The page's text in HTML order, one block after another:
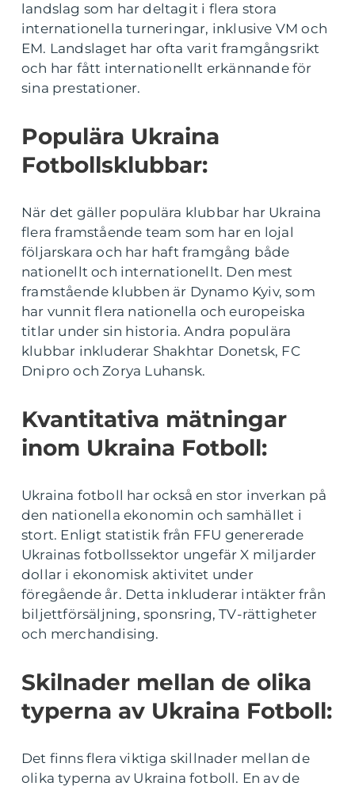
landslag som har deltagit i flera stora
internationella turneringar, inklusive VM och
EM. Landslaget har ofta varit framgångsrikt
och har fått internationellt erkännande för
sina prestationer.
Populära Ukraina
Fotbollsklubbar:
När det gäller populära klubbar har Ukraina
flera framstående team som har en lojal
följarskara och har haft framgång både
nationellt och internationellt. Den mest
framstående klubben är Dynamo Kyiv, som
har vunnit flera nationella och europeiska
titlar under sin historia. Andra populära
klubbar inkluderar Shakhtar Donetsk, FC
Dnipro och Zorya Luhansk.
Kvantitativa mätningar
inom Ukraina Fotboll:
Ukraina fotboll har också en stor inverkan på
den nationella ekonomin och samhället i
stort. Enligt statistik från FFU genererade
Ukrainas fotbollssektor ungefär X miljarder
dollar i ekonomisk aktivitet under
föregående år. Detta inkluderar intäkter från
biljettförsäljning, sponsring, TV-rättigheter
och merchandising.
Skilnader mellan de olika
typerna av Ukraina Fotboll:
Det finns flera viktiga skillnader mellan de
olika typerna av Ukraina fotboll. En av de